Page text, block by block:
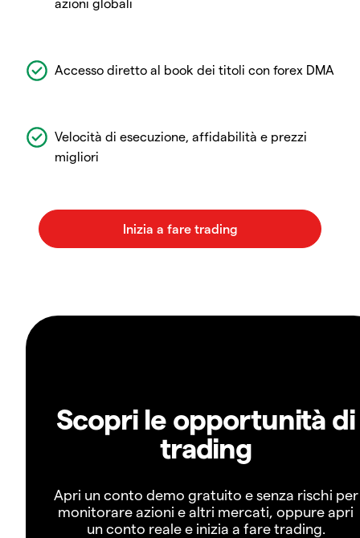
azioni globali
Accesso diretto al book dei titoli con forex DMA
Velocità di esecuzione, affidabilità e prezzi
migliori
Scopri le opportunità di
trading
Apri un conto demo gratuito e senza rischi per
monitorare azioni e altri mercati, oppure apri
un conto reale e inizia a fare trading.